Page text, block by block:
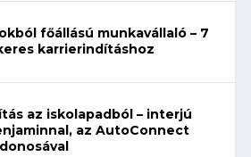
főállású munkavállaló – 7
karrierindításhoz
az iskolapadból – interjú
az AutoConnect